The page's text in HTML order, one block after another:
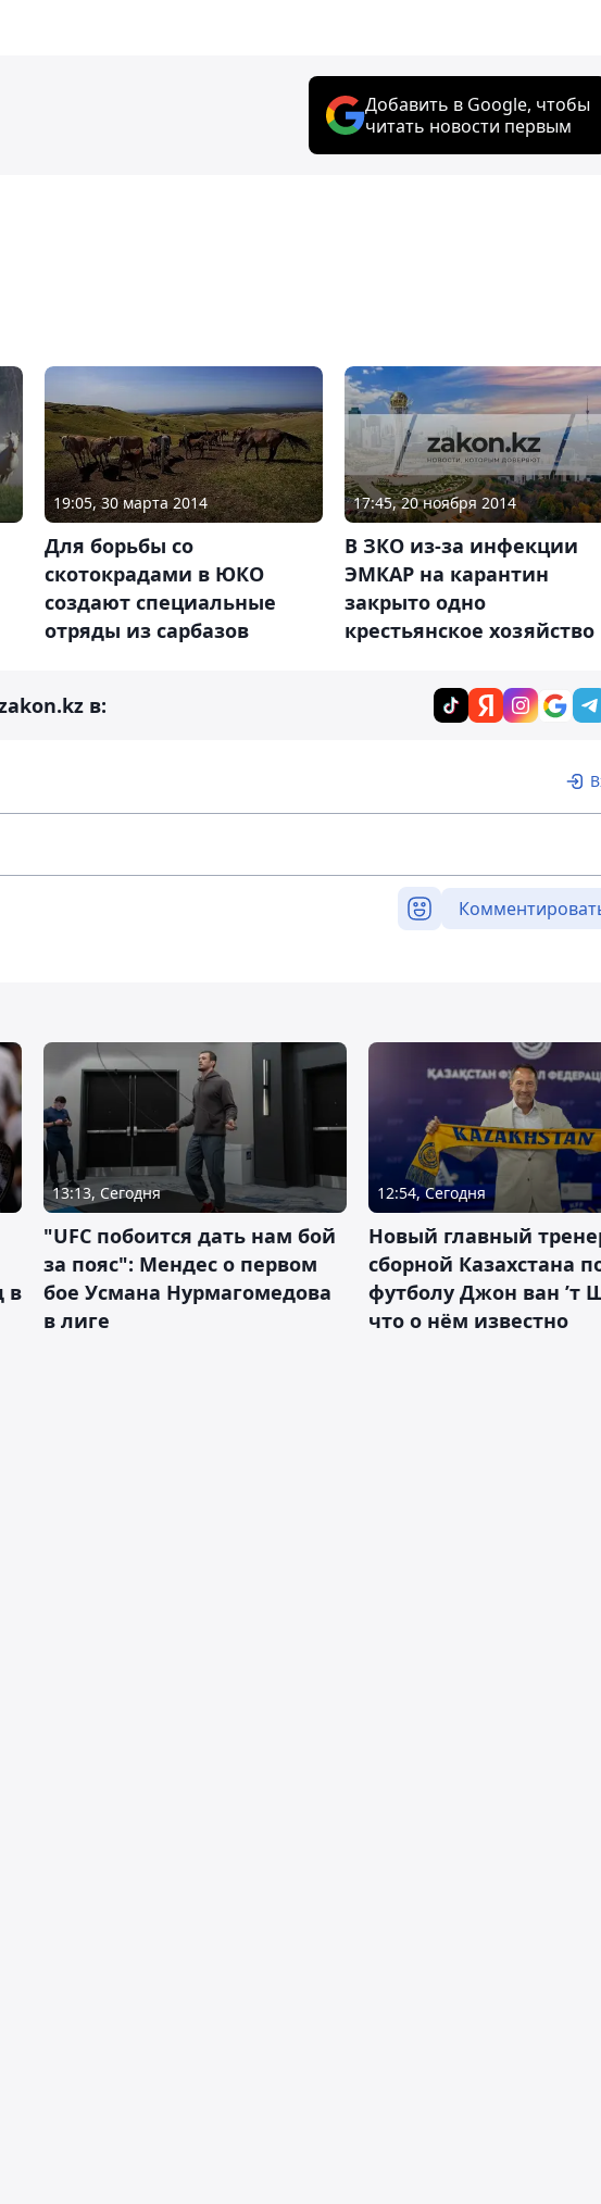
Добавить в Google, чтобы
читать новости первым
19:05, 30 марта 2014
Для борьбы со
скотокрадами в ЮКО
создают специальные
отряды из сарбазов
17:45, 20 ноября 2014
В ЗКО из-за инфекции
ЭМКАР на карантин
закрыто одно
крестьянское хозяйство
в:
в
13:13, Сегодня
"UFC побоится дать нам бой
за пояс": Мендес о первом
бое Усмана Нурмагомедова
в лиге
12:54, Сегодня
Новый главный
сборной Казахстана
футболу Джон ван ’т
что о нём известно